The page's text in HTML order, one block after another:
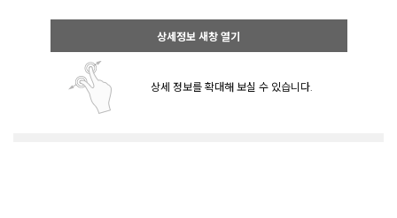
상세정보 새창 열기
상세 정보를 확대해 보실 수 있습니다.